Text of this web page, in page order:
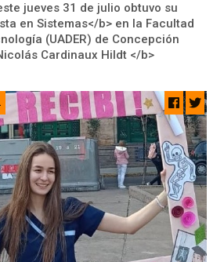
jueves 31 de julio obtuvo su
en Sistemas</b> en la Facultad
(UADER) de Concepción
Cardinaux Hildt </b>